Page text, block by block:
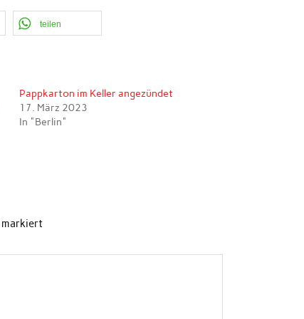
teilen
Pappkarton im Keller angezündet
17. März 2023
In "Berlin"
markiert